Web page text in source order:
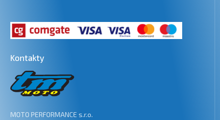
Kontakty
MOTO PERFORMANCE s.r.o.